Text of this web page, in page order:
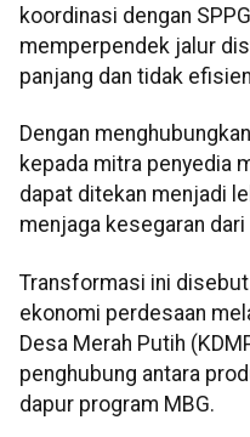
koordinasi dengan
memperpendek jalur
panjang dan tidak
Dengan
kepada mitra penyedia
dapat ditekan menjadi
menjaga kesegaran
Transformasi ini
ekonomi perdesaan
Desa Merah Putih
penghubung antara
dapur program MBG.